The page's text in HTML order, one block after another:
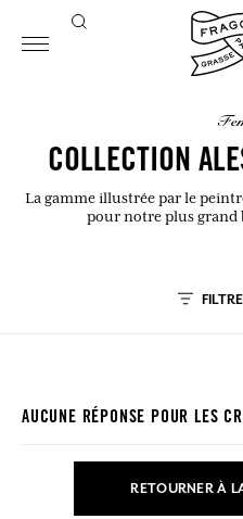
COLLECTION
La gamme illustrée par le
pour notre plus
AUCUNE RÉPONSE POUR LES
RETOURNER À